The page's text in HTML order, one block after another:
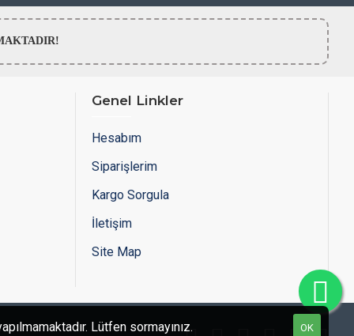
Genel Linkler
Hesabım
Siparişlerim
Kargo Sorgula
İletişim
Site Map
OK
Lütfen sormayınız.